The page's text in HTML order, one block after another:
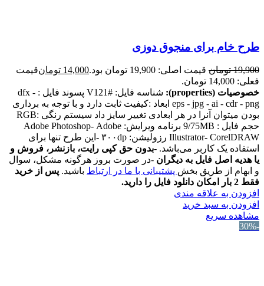
طرح خام برای منجوق دوزی
19,900 تومان قیمت اصلی: 19,900 تومان بود. 14,000 تومانقیمت
فعلی: 14,000 تومان.
خصوصیات (properties):
شناسه فایل: #V121 پسوند فایل : dfx -
eps - jpg - ai - cdr - png ابعاد :کیفیت ثابت دارد و با توجه به برداری
بودن میتوان آنرا در هر ابعادی تغییر سایز داد سیستم رنگی :RGB
حجم فایل : 9/75MB برنامه ویرایش: Adobe Photoshop- Adobe
Illustrator- CorelDRAW رزولیشن: ۳۰۰dp -این طرح تنها برای
استفاده یک کاربر می‌باشد. -بدون حق کپی رایت، بازنشر، فروش و
یا هدیه اصل فایل به دیگران -در صورت بروز هرگونه مشکل، سوال
و ابهام از طریق بخش پشتیبانی با ما در ارتباط باشید. پس از خرید
فقط 2 بار امکان دانلود فایل را دارید.
افزودن به علاقه مندی
افزودن به سبد خرید
مشاهده سریع
-30%